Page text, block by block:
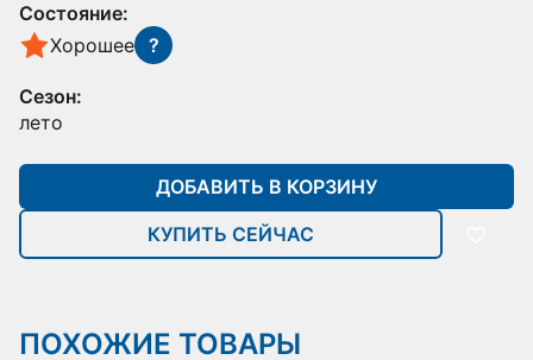
Состояние:
Хорошее ?
Сезон:
лето
ДОБАВИТЬ В КОРЗИНУ
КУПИТЬ СЕЙЧАС
ПОХОЖИЕ ТОВАРЫ